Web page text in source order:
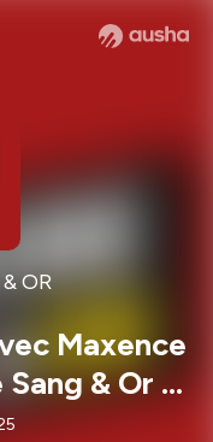
OR
Maxence
& Or -